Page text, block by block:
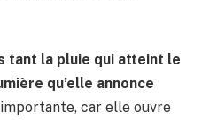
tant la pluie qui atteint le
qu’elle annonce
car elle ouvre